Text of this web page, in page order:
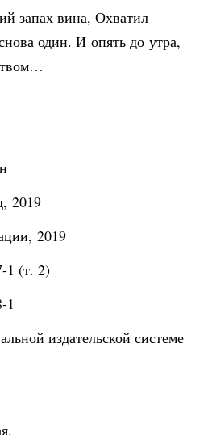
запах вина, Охватил
один. И опять до утра,
2019
2019
1 (т. 2)
1
издательской системе